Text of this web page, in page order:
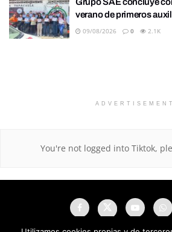
verano de primeros
09/08/2026 0 2.1K
ADVERTISEMENT
You're not logged into Tiktok,